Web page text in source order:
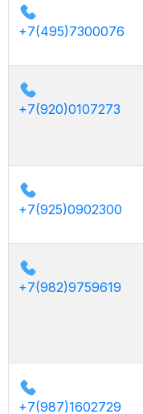
+7(495)7300076
+7(920)0107273
+7(925)0902300
+7(982)9759619
+7(987)1602729